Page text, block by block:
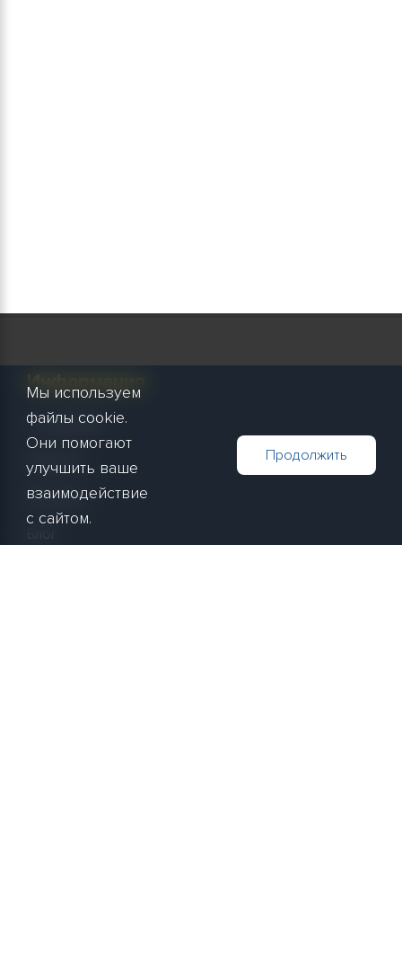
Мы используем
файлы cookie.
Они помогают
улучшить ваше
взаимодействие
с сайтом.
Продолжить
Информация
О компании
Новости
Контакты
Блог